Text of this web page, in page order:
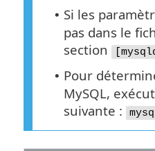
• Si les
pas dans le
section
• Pour
MySQL,
suivante :